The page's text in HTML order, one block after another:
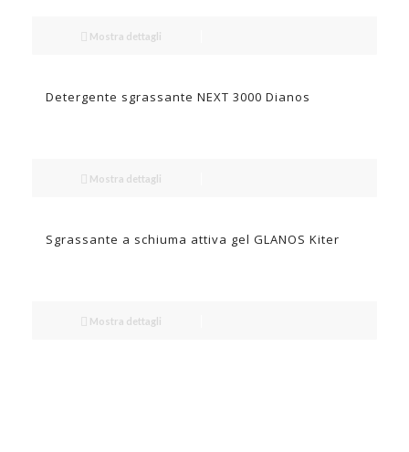
Mostra dettagli
Detergente sgrassante NEXT 3000 Dianos
Mostra dettagli
Sgrassante a schiuma attiva gel GLANOS Kiter
Mostra dettagli